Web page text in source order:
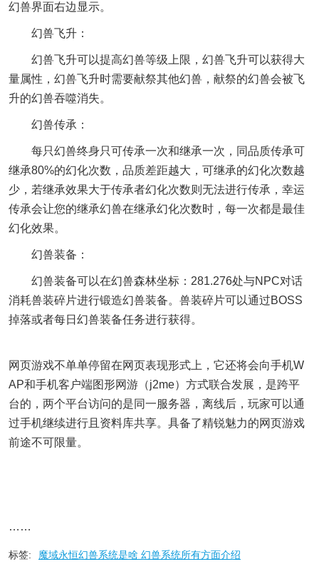
幻兽界面右边显示。
幻兽飞升：
幻兽飞升可以提高幻兽等级上限，幻兽飞升可以获得大
量属性，幻兽飞升时需要献祭其他幻兽，献祭的幻兽会被飞
升的幻兽吞噬消失。
幻兽传承：
每只幻兽终身只可传承一次和继承一次，同品质传承可
继承80%的幻化次数，品质差距越大，可继承的幻化次数越
少，若继承效果大于传承者幻化次数则无法进行传承，幸运
传承会让您的继承幻兽在继承幻化次数时，每一次都是最佳
幻化效果。
幻兽装备：
幻兽装备可以在幻兽森林坐标：281.276处与NPC对话
消耗兽装碎片进行锻造幻兽装备。兽装碎片可以通过BOSS
掉落或者每日幻兽装备任务进行获得。
网页游戏不单单停留在网页表现形式上，它还将会向手机W
AP和手机客户端图形网游（j2me）方式联合发展，是跨平
台的，两个平台访问的是同一服务器，离线后，玩家可以通
过手机继续进行且资料库共享。具备了精锐魅力的网页游戏
前途不可限量。
……
标签: 魔域永恒幻兽系统是啥 幻兽系统所有方面介绍